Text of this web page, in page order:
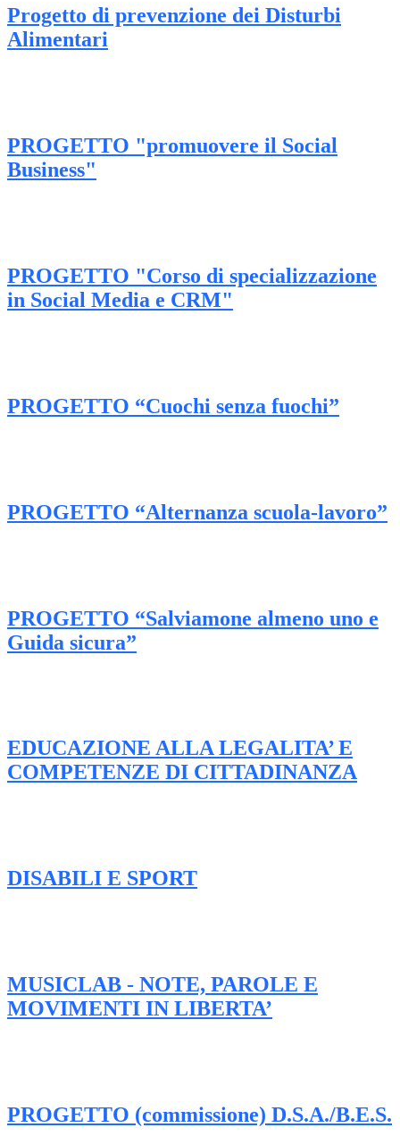
Progetto di prevenzione dei Disturbi
Alimentari
PROGETTO "promuovere il Social
Business"
PROGETTO "Corso di specializzazione
in Social Media e CRM"
PROGETTO “Cuochi senza fuochi”
PROGETTO “Alternanza scuola-lavoro”
PROGETTO “Salviamone almeno uno e
Guida sicura”
EDUCAZIONE ALLA LEGALITA’ E
COMPETENZE DI CITTADINANZA
DISABILI E SPORT
MUSICLAB - NOTE, PAROLE E
MOVIMENTI IN LIBERTA’
PROGETTO (commissione) D.S.A./B.E.S.